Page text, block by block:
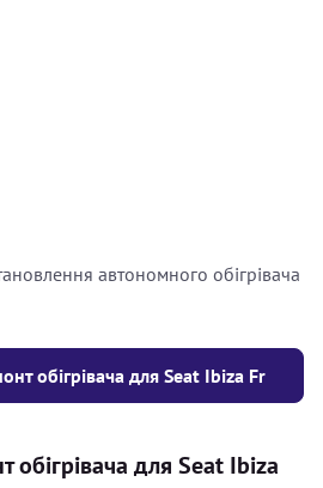
автономного обігрівача
обігрівача для Seat Ibiza Fr
обігрівача для Seat Ibiza